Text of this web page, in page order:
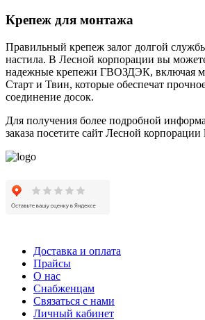
Крепеж для монтажа
Правильный крепеж залог долгой
настила. В Лесной корпорации вы
надежные крепежи ГВОЗДЭК, включая
Старт и Твин, которые обеспечат
соединение досок.
Для получения более подробной
заказа посетите сайт Лесной корпорации
Доставка и оплата
Прайсы
О нас
Снабженцам
Связаться с нами
Личный кабинет